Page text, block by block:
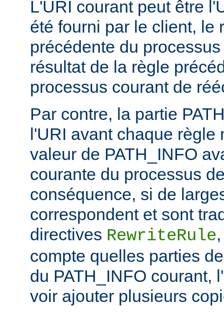
L'URI courant peut être
été fourni par le client, le
précédente du
résultat de la règle
processus courant de
Par contre, la partie
l'URI avant chaque règle
valeur de PATH_INFO
courante du processus
conséquence, si de
correspondent et sont
directives RewriteRule
compte quelles parties
du PATH_INFO courant,
voir ajouter plusieurs